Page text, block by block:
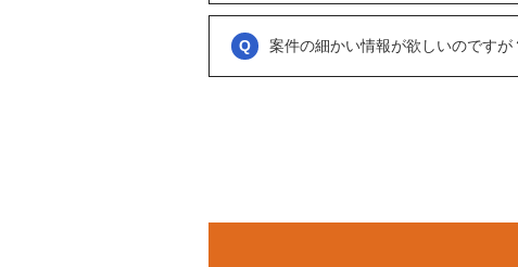
大変申し訳ございません。こちらも、回答がな
促をしております。
ただ、案件を見ていない方もおられるので、数
案件の細かい情報が欲しいのですが